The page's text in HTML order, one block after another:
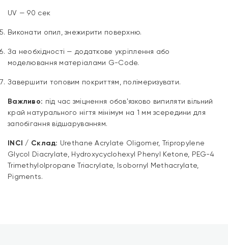
UV — 90 сек
Виконати опил, знежирити поверхню.
За необхідності — додаткове укріплення або
моделювання матеріалами G-Code.
Завершити топовим покриттям, полімеризувати.
Важливо: під час зміцнення обовʼязково випиляти вільний
край натурального нігтя мінімум на 1 мм зсередини для
запобігання відшаруванням.
INCI / Склад: Urethane Acrylate Oligomer, Tripropylene
Glycol Diacrylate, Hydroxycyclohexyl Phenyl Ketone, PEG-4
Trimethylolpropane Triacrylate, Isobornyl Methacrylate,
Pigments.